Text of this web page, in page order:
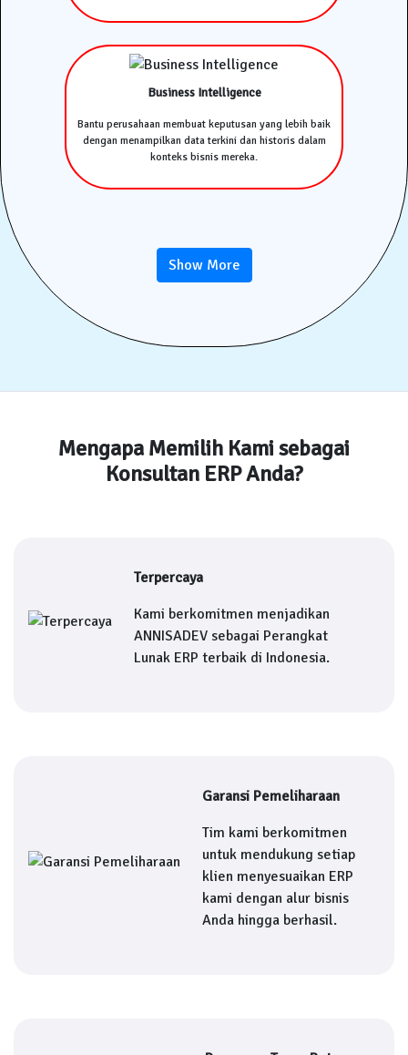
Business Intelligence
Bantu perusahaan membuat keputusan yang lebih baik
dengan menampilkan data terkini dan historis dalam
konteks bisnis mereka.
Show More
Mengapa Memilih Kami sebagai
Konsultan ERP Anda?
Terpercaya
Kami berkomitmen menjadikan
ANNISADEV sebagai Perangkat
Lunak ERP terbaik di Indonesia.
Garansi Pemeliharaan
Tim kami berkomitmen
untuk mendukung setiap
klien menyesuaikan ERP
kami dengan alur bisnis
Anda hingga berhasil.